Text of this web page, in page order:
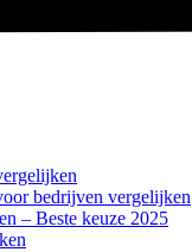
bedrijven vergelijken
– Beste keuze 2025